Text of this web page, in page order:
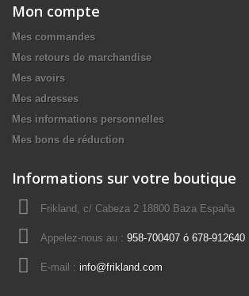
Mon compte
Mes commandes
Mes retours de marchandise
Mes avoirs
Mes adresses
Mes informations personnelles
Mes bons de réduction
Informations sur votre boutique
Frikland, c/ Cabeza 2 18800 Baza España
Appelez-nous au : 958-700407 ó 678-912640
E-mail : info@frikland.com